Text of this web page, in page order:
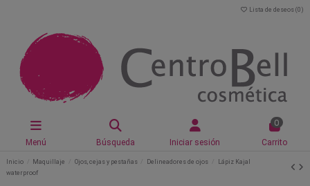
Lista de deseos (0 )
Menú Búsqueda Iniciar sesión
0
Carrito
Inicio Maquillaje Ojos, cejas y pestañas Delineadores de ojos
Lápiz Kajal
waterproof